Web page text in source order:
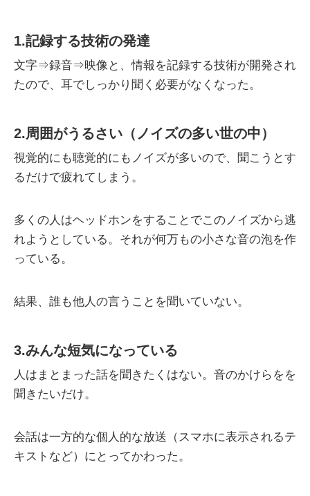
1.記録する技術の発達
文字⇒録音⇒映像と、情報を記録する技術が開発され
たので、耳でしっかり聞く必要がなくなった。
2.周囲がうるさい（ノイズの多い世の中）
視覚的にも聴覚的にもノイズが多いので、聞こうとす
るだけで疲れてしまう。
多くの人はヘッドホンをすることでこのノイズから逃
れようとしている。それが何万もの小さな音の泡を作
っている。
結果、誰も他人の言うことを聞いていない。
3.みんな短気になっている
人はまとまった話を聞きたくはない。音のかけらをを
聞きたいだけ。
会話は一方的な個人的な放送（スマホに表示されるテ
キストなど）にとってかわった。